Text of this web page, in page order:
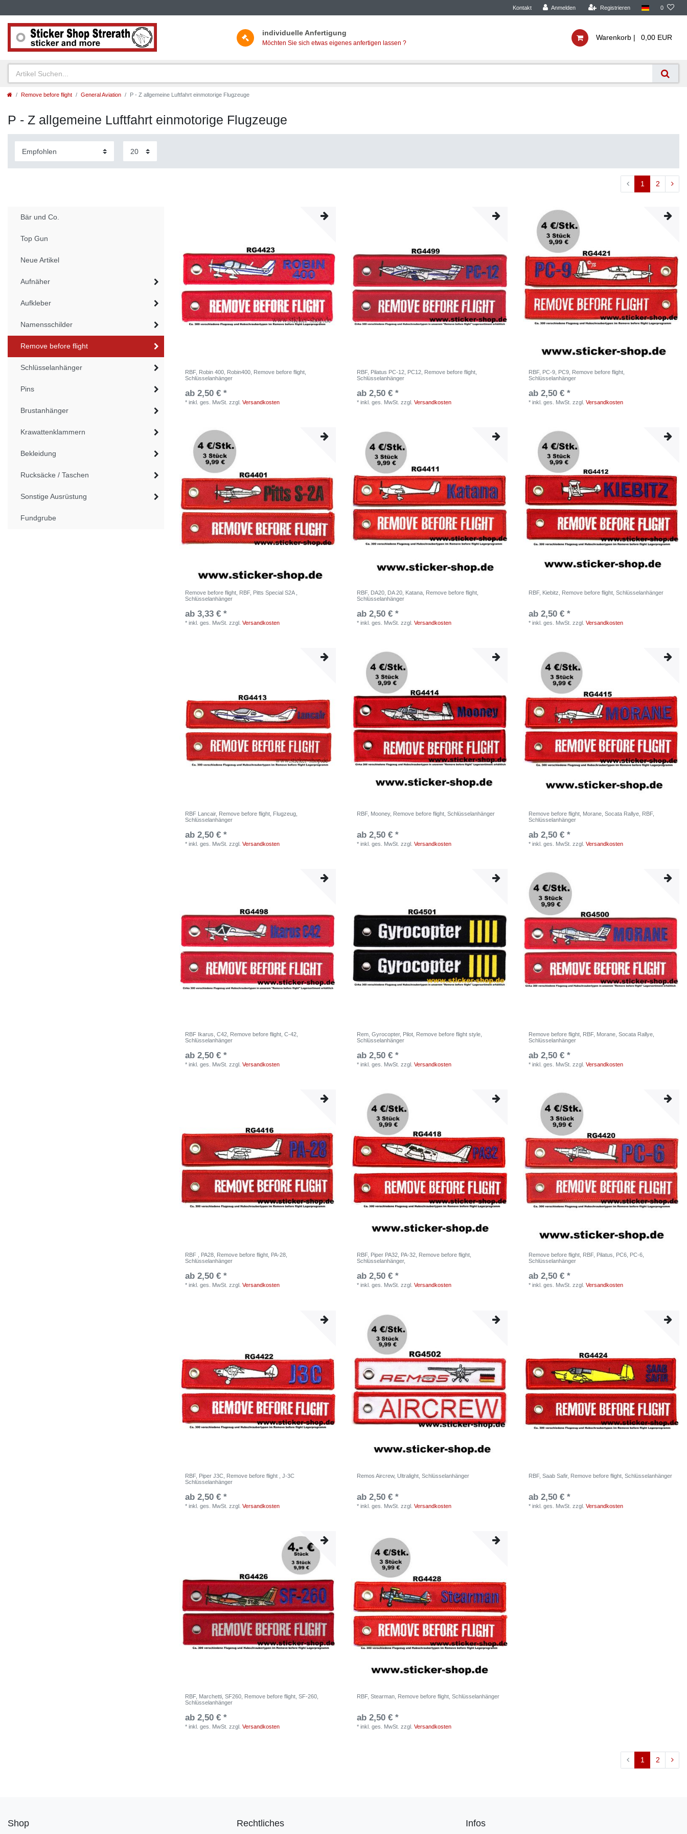
Kontakt Anmelden Registrieren 0
individuelle Anfertigung
Möchten Sie sich etwas eigenes anfertigen lassen ?
Warenkorb | 0,00 EUR
Remove before flight General Aviation P - Z allgemeine Luftfahrt einmotorige Flugzeuge
P - Z allgemeine Luftfahrt einmotorige Flugzeuge
1 2
Bär und Co.
Top Gun
Neue Artikel
Aufnäher
Aufkleber
Namensschilder
Remove before flight
Schlüsselanhänger
Pins
Brustanhänger
Krawattenklammern
Bekleidung
Rucksäcke / Taschen
Sonstige Ausrüstung
Fundgrube
RBF, Robin 400, Robin400, Remove before flight,
Schlüsselanhänger
ab 2,50 € *
*inkl. ges. MwSt. zzgl.Versandkosten
RBF, Pilatus PC-12, PC12, Remove before flight,
Schlüsselanhänger
ab 2,50 € *
*inkl. ges. MwSt. zzgl.Versandkosten
RBF, PC-9, PC9, Remove before flight,
Schlüsselanhänger
ab 2,50 € *
*inkl. ges. MwSt. zzgl.Versandkosten
Remove before flight, RBF, Pitts Special S2A ,
Schlüsselanhänger
ab 3,33 € *
*inkl. ges. MwSt. zzgl.Versandkosten
RBF, DA20, DA 20, Katana, Remove before flight,
Schlüsselanhänger
ab 2,50 € *
*inkl. ges. MwSt. zzgl.Versandkosten
RBF, Kiebitz, Remove before flight, Schlüsselanhänger
ab 2,50 € *
*inkl. ges. MwSt. zzgl.Versandkosten
RBF Lancair, Remove before flight, Flugzeug,
Schlüsselanhänger
ab 2,50 € *
*inkl. ges. MwSt. zzgl.Versandkosten
RBF, Mooney, Remove before flight, Schlüsselanhänger
ab 2,50 € *
*inkl. ges. MwSt. zzgl.Versandkosten
Remove before flight, Morane, Socata Rallye, RBF,
Schlüsselanhänger
ab 2,50 € *
*inkl. ges. MwSt. zzgl.Versandkosten
RBF Ikarus, C42, Remove before flight, C-42,
Schlüsselanhänger
ab 2,50 € *
*inkl. ges. MwSt. zzgl.Versandkosten
Rem, Gyrocopter, Pilot, Remove before flight style,
Schlüsselanhänger
ab 2,50 € *
*inkl. ges. MwSt. zzgl.Versandkosten
Remove before flight, RBF, Morane, Socata Rallye,
Schlüsselanhänger
ab 2,50 € *
*inkl. ges. MwSt. zzgl.Versandkosten
RBF , PA28, Remove before flight, PA-28,
Schlüsselanhänger
ab 2,50 € *
*inkl. ges. MwSt. zzgl.Versandkosten
RBF, Piper PA32, PA-32, Remove before flight,
Schlüsselanhänger,
ab 2,50 € *
*inkl. ges. MwSt. zzgl.Versandkosten
Remove before flight, RBF, Pilatus, PC6, PC-6,
Schlüsselanhänger
ab 2,50 € *
*inkl. ges. MwSt. zzgl.Versandkosten
RBF, Piper J3C, Remove before flight , J-3C
Schlüsselanhänger
ab 2,50 € *
*inkl. ges. MwSt. zzgl.Versandkosten
Remos Aircrew, Ultralight, Schlüsselanhänger
ab 2,50 € *
*inkl. ges. MwSt. zzgl.Versandkosten
RBF, Saab Safir, Remove before flight, Schlüsselanhänger
ab 2,50 € *
*inkl. ges. MwSt. zzgl.Versandkosten
RBF, Marchetti, SF260, Remove before flight, SF-260,
Schlüsselanhänger
ab 2,50 € *
*inkl. ges. MwSt. zzgl.Versandkosten
RBF, Stearman, Remove before flight, Schlüsselanhänger
ab 2,50 € *
*inkl. ges. MwSt. zzgl.Versandkosten
1 2
Shop Rechtliches Infos